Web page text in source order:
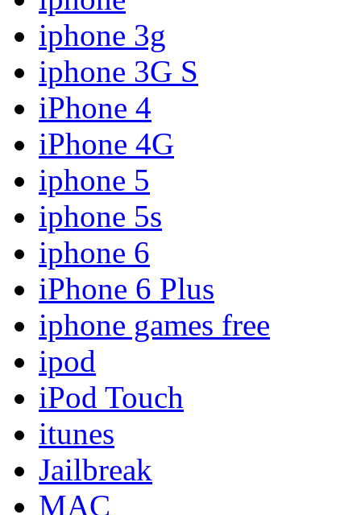
iphone 3g
iphone 3G S
iPhone 4
iPhone 4G
iphone 5
iphone 5s
iphone 6
iPhone 6 Plus
iphone games free
ipod
iPod Touch
itunes
Jailbreak
MAC